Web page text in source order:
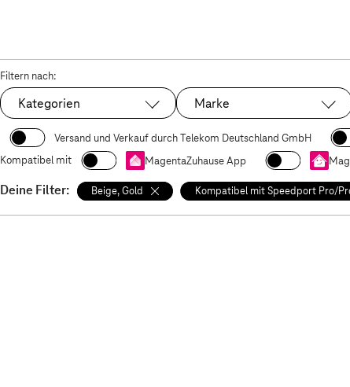
Filtern nach:
Kategorien Marke
Versand und Verkauf durch Telekom Deutschland GmbH
Kompatibel mit
MagentaZuhause App
Deine Filter: Beige, Gold Kompatibel mit Speedport Pro/